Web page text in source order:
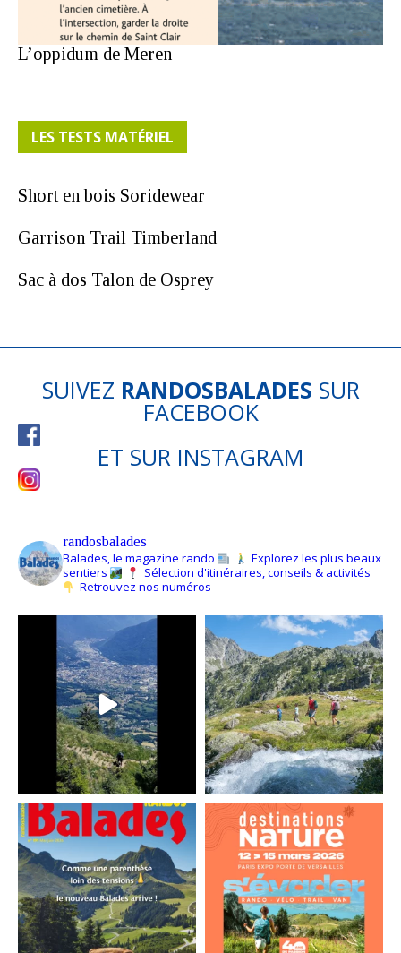
L’oppidum de Meren
LES TESTS MATÉRIEL
Short en bois Soridewear
Garrison Trail Timberland
Sac à dos Talon de Osprey
SUIVEZ RANDOSBALADES SUR
FACEBOOK
ET SUR INSTAGRAM
randosbalades
Balades, le magazine rando
Explorez les plus beaux
sentiers
Sélection d'itinéraires, conseils & activités
Retrouvez nos numéros